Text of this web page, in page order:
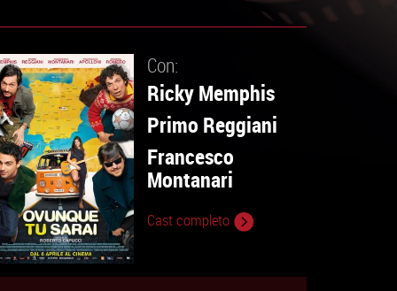
Con:
Ricky Memphis
Primo Reggiani
Francesco
Montanari
Cast completo